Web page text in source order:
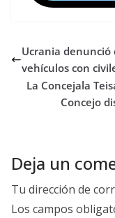
Ucrania denunció
vehículos con
La Concejala
Concejo
Deja un
Tu dirección de
Los campos